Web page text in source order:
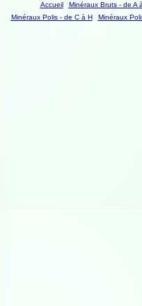
Accueil Minéraux Bruts - de A
Minéraux Polis - de C à H
Minéraux